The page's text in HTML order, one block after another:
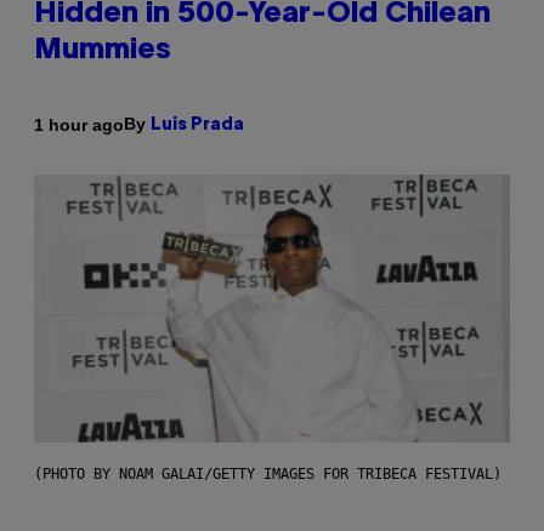
Hidden in 500-Year-Old Chilean
Mummies
1 hour agoBy Luis Prada
(PHOTO BY NOAM GALAI/GETTY IMAGES FOR TRIBECA FESTIVAL)